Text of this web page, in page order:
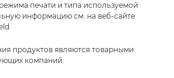
печати и типа используемой
информацию см. на веб-сайте
продуктов являются товарными
компаний.